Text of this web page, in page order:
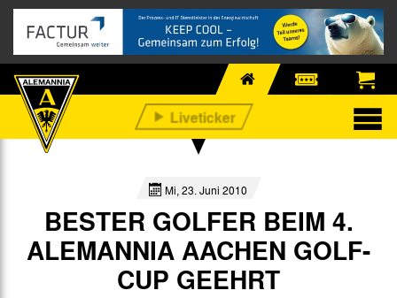
Mi, 23. Juni 2010
BESTER GOLFER BEIM 4.
ALEMANNIA AACHEN GOLF-
CUP GEEHRT